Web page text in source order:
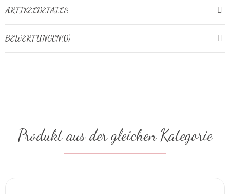
ARTIKELDETAILS
BEWERTUNGEN(0)
Produkt aus der gleichen Kategorie